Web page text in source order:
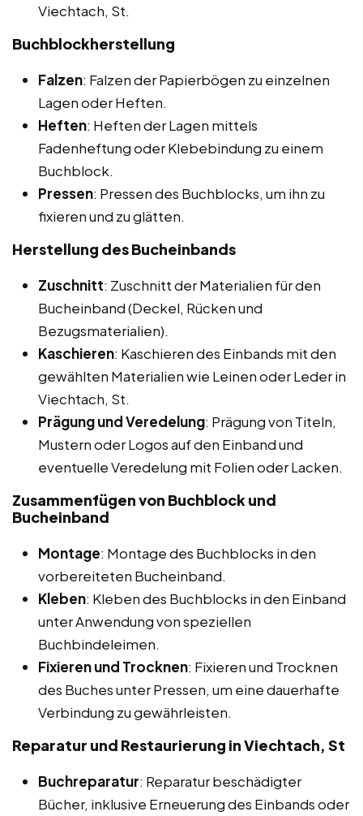
Viechtach, St.
Buchblockherstellung
Falzen: Falzen der Papierbögen zu einzelnen
Lagen oder Heften.
Heften: Heften der Lagen mittels
Fadenheftung oder Klebebindung zu einem
Buchblock.
Pressen: Pressen des Buchblocks, um ihn zu
fixieren und zu glätten.
Herstellung des Bucheinbands
Zuschnitt: Zuschnitt der Materialien für den
Bucheinband (Deckel, Rücken und
Bezugsmaterialien).
Kaschieren: Kaschieren des Einbands mit den
gewählten Materialien wie Leinen oder Leder in
Viechtach, St.
Prägung und Veredelung: Prägung von Titeln,
Mustern oder Logos auf den Einband und
eventuelle Veredelung mit Folien oder Lacken.
Zusammenfügen von Buchblock und
Bucheinband
Montage: Montage des Buchblocks in den
vorbereiteten Bucheinband.
Kleben: Kleben des Buchblocks in den Einband
unter Anwendung von speziellen
Buchbindeleimen.
Fixieren und Trocknen: Fixieren und Trocknen
des Buches unter Pressen, um eine dauerhafte
Verbindung zu gewährleisten.
Reparatur und Restaurierung in Viechtach, St
Buchreparatur: Reparatur beschädigter
Bücher, inklusive Erneuerung des Einbands oder